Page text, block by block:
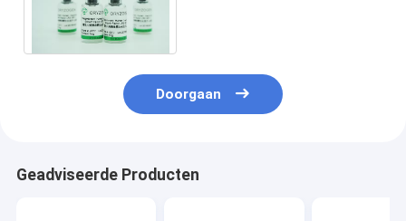
Doorgaan
Geadviseerde Producten